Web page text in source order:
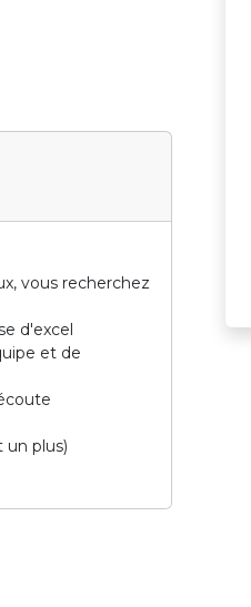
vous recherchez
d'excel
et de
un plus)